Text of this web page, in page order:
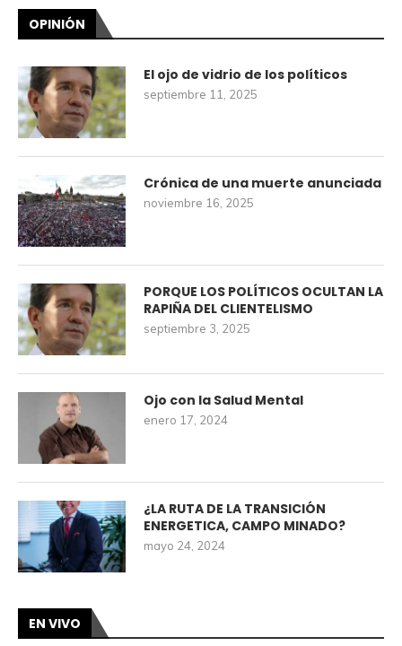
OPINIÓN
El ojo de vidrio de los políticos
septiembre 11, 2025
Crónica de una muerte anunciada
noviembre 16, 2025
PORQUE LOS POLÍTICOS OCULTAN LA
RAPIÑA DEL CLIENTELISMO
septiembre 3, 2025
Ojo con la Salud Mental
enero 17, 2024
¿LA RUTA DE LA TRANSICIÓN
ENERGETICA, CAMPO MINADO?
mayo 24, 2024
EN VIVO